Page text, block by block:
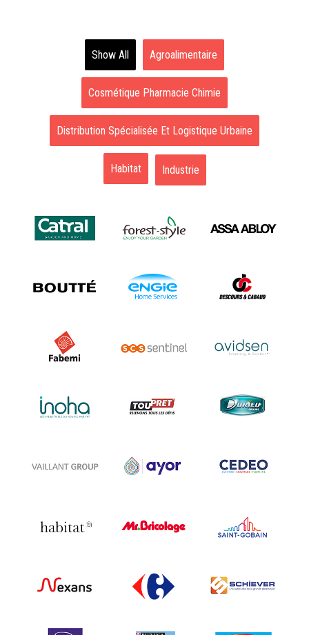
Show All Agroalimentaire
Cosmétique Pharmacie Chimie
Distribution Spécialisée Et Logistique Urbaine
Habitat Industrie